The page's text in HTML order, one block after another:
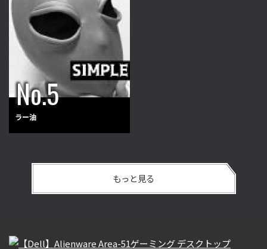
ラー油
もっと見る